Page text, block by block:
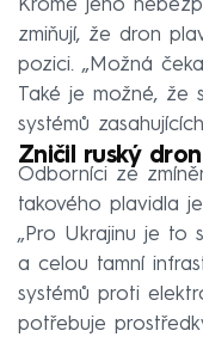
Kromě jeho
zmiňují, že dron
pozici. „Možná
Také je možné, že
systémů
Zničil ruský
Odborníci ze
takového plavidla
„Pro Ukrajinu je to
a celou tamní
systémů proti
potřebuje